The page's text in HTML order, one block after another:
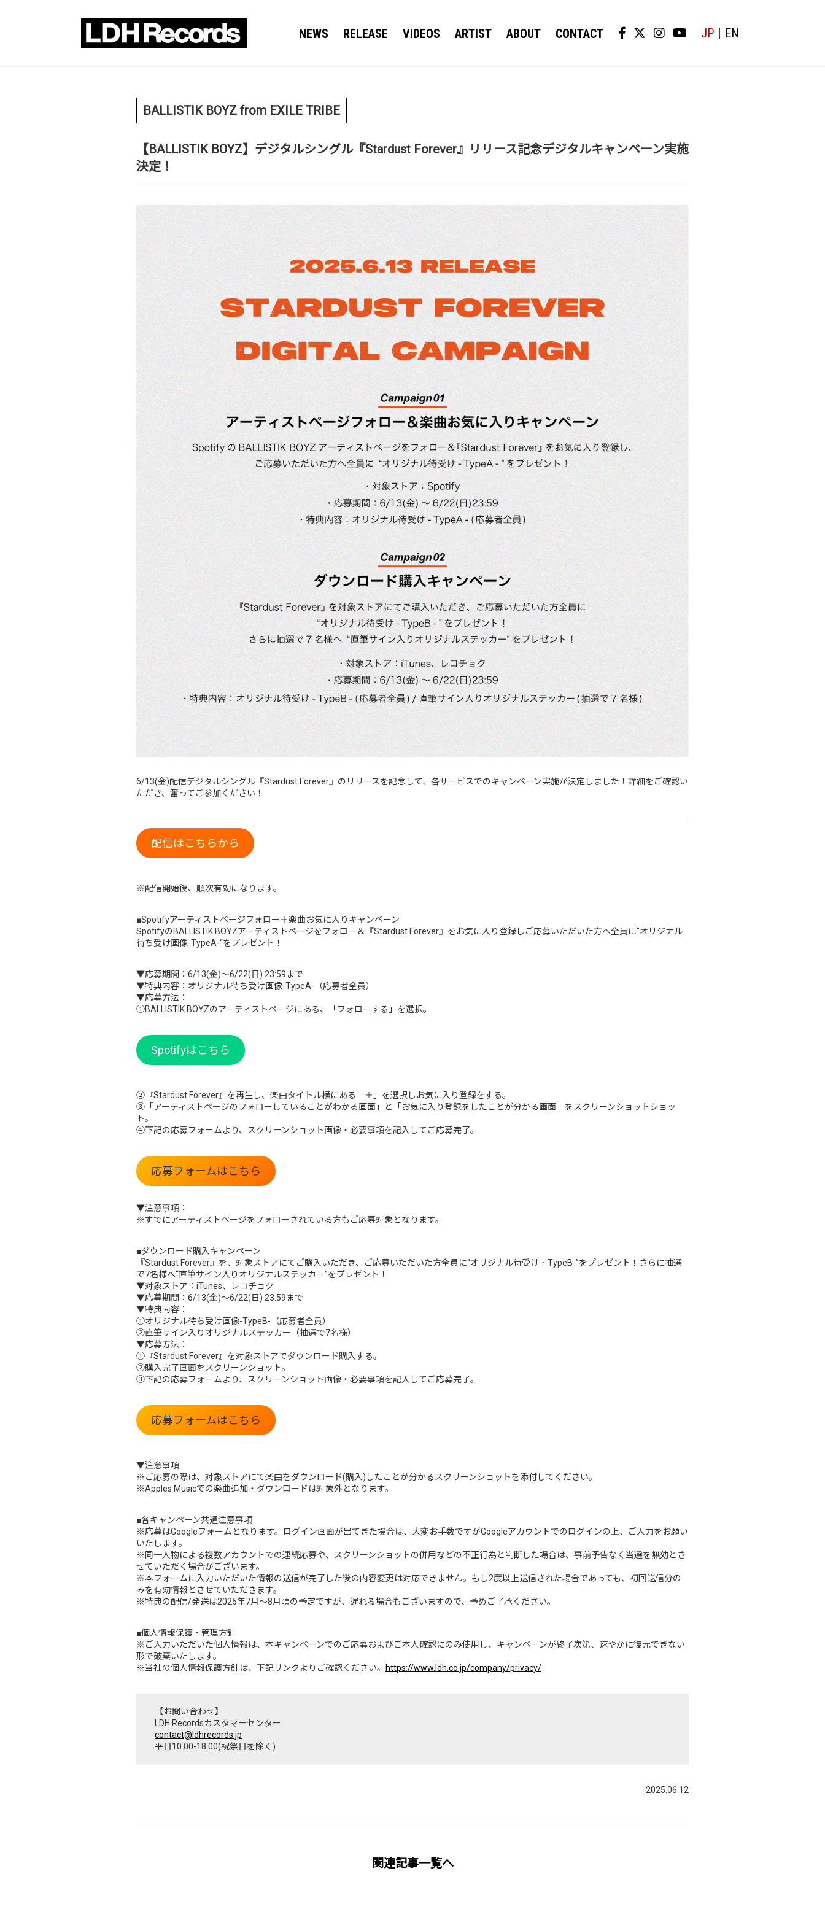
NEWS RELEASE VIDEOS ARTIST ABOUT CONTACT JP EN
BALLISTIK BOYZ from EXILE TRIBE
【BALLISTIK BOYZ】デジタルシングル『Stardust Forever』リリース記念デジタルキャンペーン実施
決定！
6/13(金)配信デジタルシングル『Stardust Forever』のリリースを記念して、各サービスでのキャンペーン実施が決定しました！詳細をご確認い
ただき、奮ってご参加ください！
配信はこちらから
※配信開始後、順次有効になります。
■Spotifyアーティストページフォロー＋楽曲お気に入りキャンペーン
SpotifyのBALLISTIK BOYZアーティストページをフォロー＆『Stardust Forever』をお気に入り登録しご応募いただいた方へ全員に”オリジナル
待ち受け画像-TypeA-“をプレゼント！
▼応募期間：6/13(金)～6/22(日) 23:59まで
▼特典内容：オリジナル待ち受け画像-TypeA-（応募者全員）
▼応募方法：
①BALLISTIK BOYZのアーティストページにある、「フォローする」を選択。
Spotifyはこちら
②『Stardust Forever』を再生し、楽曲タイトル横にある「＋」を選択しお気に入り登録をする。
③「アーティストページのフォローしていることがわかる画面」と「お気に入り登録をしたことが分かる画面」をスクリーンショットショッ
ト。
④下記の応募フォームより、スクリーンショット画像・必要事項を記入してご応募完了。
応募フォームはこちら
▼注意事項：
※すでにアーティストページをフォローされている方もご応募対象となります。
■ダウンロード購入キャンペーン
『Stardust Forever』を、対象ストアにてご購入いただき、ご応募いただいた方全員に“オリジナル待受け‐TypeB-”をプレゼント！さらに抽選
で7名様へ“直筆サイン入りオリジナルステッカー”をプレゼント！
▼対象ストア：iTunes、レコチョク
▼応募期間：6/13(金)～6/22(日) 23:59まで
▼特典内容：
①オリジナル待ち受け画像-TypeB-（応募者全員）
②直筆サイン入りオリジナルステッカー（抽選で7名様）
▼応募方法：
①『Stardust Forever』を対象ストアでダウンロード購入する。
②購入完了画面をスクリーンショット。
③下記の応募フォームより、スクリーンショット画像・必要事項を記入してご応募完了。
応募フォームはこちら
▼注意事項
※ご応募の際は、対象ストアにて楽曲をダウンロード(購入)したことが分かるスクリーンショットを添付してください。
※Apples Musicでの楽曲追加・ダウンロードは対象外となります。
■各キャンペーン共通注意事項
※応募はGoogleフォームとなります。ログイン画面が出てきた場合は、大変お手数ですがGoogleアカウントでのログインの上、ご入力をお願い
いたします。
※同一人物による複数アカウントでの連続応募や、スクリーンショットの併用などの不正行為と判断した場合は、事前予告なく当選を無効とさ
せていただく場合がございます。
※本フォームに入力いただいた情報の送信が完了した後の内容変更は対応できません。もし2度以上送信された場合であっても、初回送信分の
みを有効情報とさせていただきます。
※特典の配信/発送は2025年7月～8月頃の予定ですが、遅れる場合もございますので、予めご了承ください。
■個人情報保護・管理方針
※ご入力いただいた個人情報は、本キャンペーンでのご応募およびご本人確認にのみ使用し、キャンペーンが終了次第、速やかに復元できない
形で破棄いたします。
※当社の個人情報保護方針は、下記リンクよりご確認ください。 https://www.ldh.co.jp/company/privacy/
【お問い合わせ】
LDH Recordsカスタマーセンター
contact@ldhrecords.jp
平日10:00-18:00(祝祭日を除く)
2025.06.12
関連記事一覧へ